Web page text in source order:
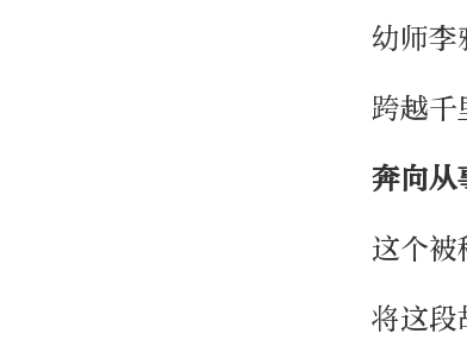
幼师李
跨越千
奔向从
这个
将这段